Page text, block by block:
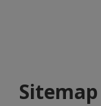
Sitemap